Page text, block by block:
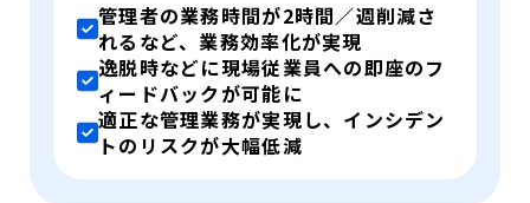
管理者の業務時間が2時間／週削減さ
れるなど、業務効率化が実現
逸脱時などに現場従業員への即座のフ
ィードバックが可能に
適正な管理業務が実現し、インシデン
トのリスクが大幅低減